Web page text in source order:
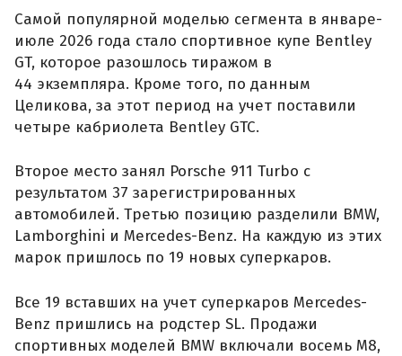
Самой популярной моделью сегмента в январе-
июле 2026 года стало спортивное купе Bentley
GT, которое разошлось тиражом в
44 экземпляра. Кроме того, по данным
Целикова, за этот период на учет поставили
четыре кабриолета Bentley GTC.
Второе место занял Porsche 911 Turbo с
результатом 37 зарегистрированных
автомобилей. Третью позицию разделили BMW,
Lamborghini и Mercedes-Benz. На каждую из этих
марок пришлось по 19 новых суперкаров.
Все 19 вставших на учет суперкаров Mercedes-
Benz пришлись на родстер SL. Продажи
спортивных моделей BMW включали восемь M8,